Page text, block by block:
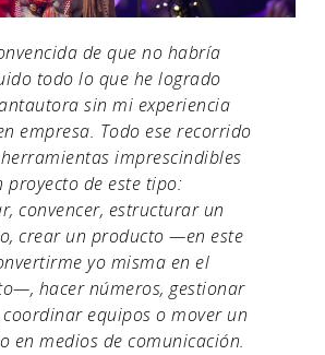
de que no habría
todo lo que he logrado
sin mi experiencia
empresa. Todo ese recorrido
imprescindibles
proyecto de este tipo:
convencer, estructurar un
crear un producto —en este
yo misma en el
hacer números, gestionar
coordinar equipos o mover un
en medios de comunicación.